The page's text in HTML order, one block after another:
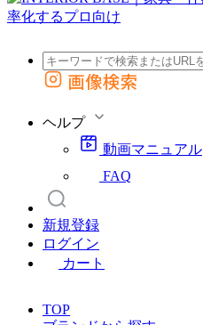
外部サイトの商品をカートに追加
画像検索
ヘルプ
動画マニュアル
FAQ
新規登録
ログイン
カート
TOP